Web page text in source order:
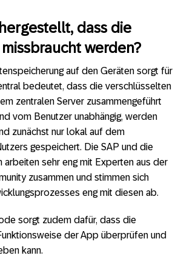
dass die
werden?
auf den Geräten sorgt für
bedeutet, dass die verschlüsselten
zentralen Server zusammengeführt
vom Benutzer unabhängig, werden
zunächst nur lokal auf dem
gespeichert. Die SAP und die
arbeiten sehr eng mit Experten aus der
zusammen und stimmen sich
eng mit diesen ab.
sorgt zudem dafür, dass die
der App überprüfen und
kann.